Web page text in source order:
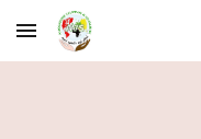
Skip to main content